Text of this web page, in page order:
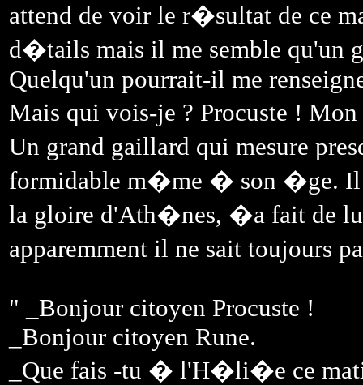
attend de voir le r�sultat de ce
d�tails mais il me semble qu'un
Quelqu'un pourrait-il me
Mais qui vois-je ? Procuste !
Un grand gaillard qui mesure
formidable m�me � son �ge. Il
la gloire d'Ath�nes, �a fait de
apparemment il ne sait toujours
" _Bonjour citoyen Procuste !
_Bonjour citoyen Rune.
_Que fais -tu � l'H�li�e ce